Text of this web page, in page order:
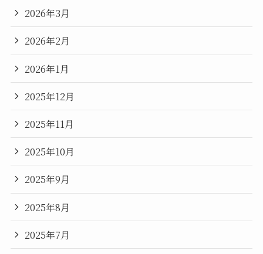
2026年3月
2026年2月
2026年1月
2025年12月
2025年11月
2025年10月
2025年9月
2025年8月
2025年7月